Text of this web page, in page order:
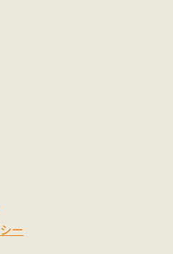
ー